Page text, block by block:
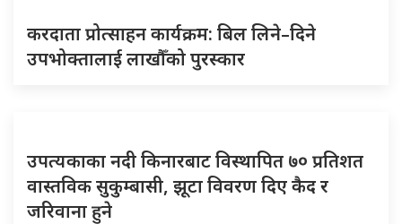
करदाता प्रोत्साहन कार्यक्रम: बिल लिने–दिने
उपभोक्तालाई लाखौँको पुरस्कार
उपत्यकाका नदी किनारबाट विस्थापित ७० प्रतिशत
वास्तविक सुकुम्बासी, झूटा विवरण दिए कैद र
जरिवाना हुने